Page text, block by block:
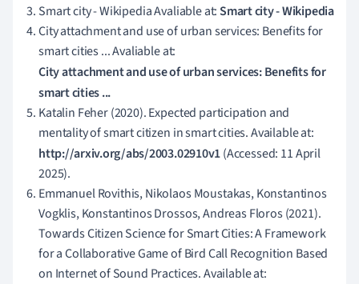
Smart city - Wikipedia Avaliable at:Smart city - Wikipedia
City attachment and use of urban services: Benefits for
smart cities ... Avaliable at:
City attachment and use of urban services: Benefits for
smart cities ...
Katalin Feher (2020). Expected participation and
mentality of smart citizen in smart cities. Available at:
http://arxiv.org/abs/2003.02910v1(Accessed: 11 April
2025).
Emmanuel Rovithis, Nikolaos Moustakas, Konstantinos
Vogklis, Konstantinos Drossos, Andreas Floros (2021).
Towards Citizen Science for Smart Cities: A Framework
for a Collaborative Game of Bird Call Recognition Based
on Internet of Sound Practices. Available at: